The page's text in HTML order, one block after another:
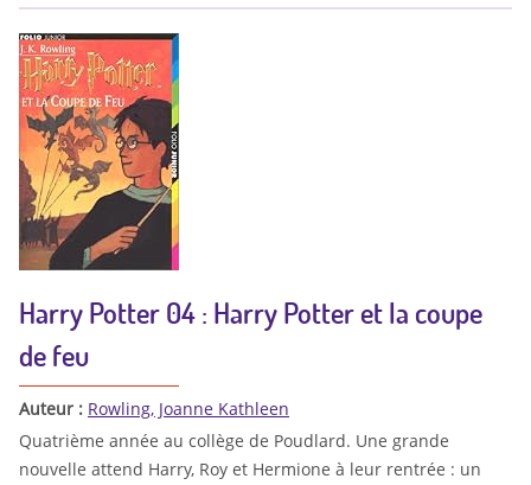
Harry Potter 04 : Harry Potter et la coupe
de feu
Auteur : Rowling, Joanne Kathleen
Quatrième année au collège de Poudlard. Une grande
nouvelle attend Harry, Roy et Hermione à leur rentrée : un